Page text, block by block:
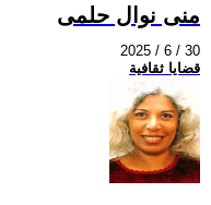
منى نوال حلمى
2025 / 6 / 30
قضايا ثقافية